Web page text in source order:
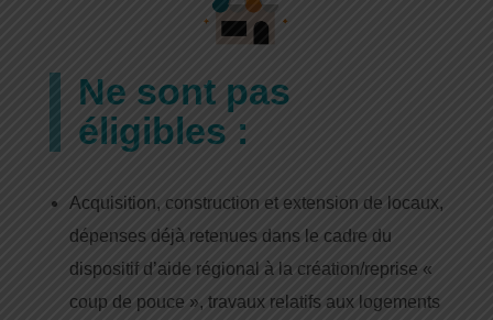
Ne sont pas
éligibles :
Acquisition, construction et extension de locaux,
dépenses déjà retenues dans le cadre du
dispositif d’aide régional à la création/reprise «
coup de pouce », travaux relatifs aux logements